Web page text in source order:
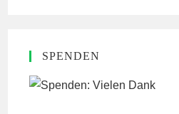
SPENDEN